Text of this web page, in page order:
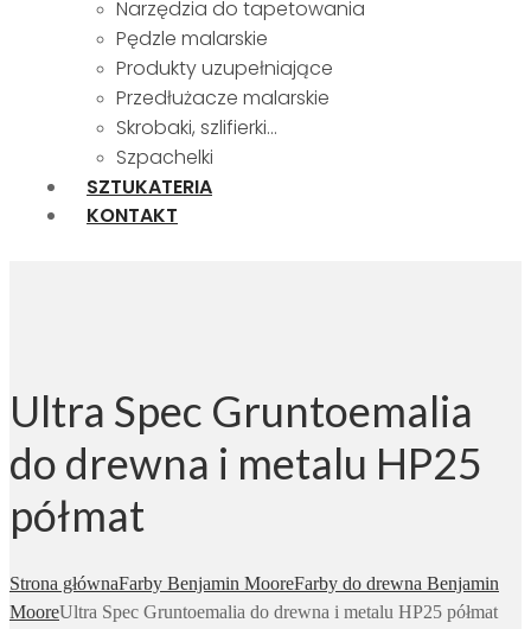
Narzędzia do tapetowania
Pędzle malarskie
Produkty uzupełniające
Przedłużacze malarskie
Skrobaki, szlifierki…
Szpachelki
SZTUKATERIA
KONTAKT
Ultra Spec Gruntoemalia
do drewna i metalu HP25
półmat
Strona głównaFarby Benjamin MooreFarby do drewna Benjamin
MooreUltra Spec Gruntoemalia do drewna i metalu HP25 półmat